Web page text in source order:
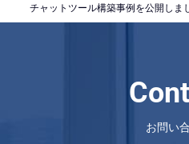
チャットツール構築事例を公開しま
お問い